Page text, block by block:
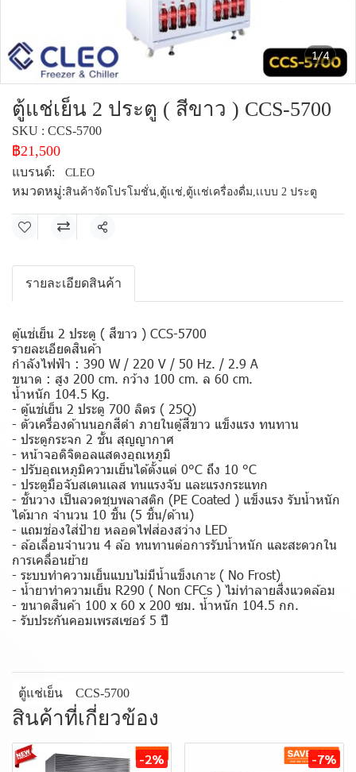
1/4
ตู้แช่เย็น 2 ประตู ( สีขาว ) CCS-5700
SKU : CCS-5700
฿21,500
แบรนด์: CLEO
หมวดหมู่:สินค้าจัดโปรโมชั่น,ตู้เเช่,ตู้เเช่เครื่องดื่ม,เเบบ 2 ประตู
แชร์
รายละเอียดสินค้า
ตู้แช่เย็น 2 ประตู ( สีขาว ) CCS-5700
รายละเอียดสินค้า
กำลังไฟฟ้า : 390 W / 220 V / 50 Hz. / 2.9 A
ขนาด : สูง 200 cm. กว้าง 100 cm. ล 60 cm.
น้ำหนัก 104.5 Kg.
- ตู้แช่เย็น 2 ประตู 700 ลิตร ( 25Q)
- ตัวเครื่องด้านนอกสีดำ ภายในตู้สีขาว แข็งแรง ทนทาน
- ประตูกระจก 2 ชั้น สุญญากาศ
- หน้าจอดิจิตอลแสดงอุณหภูมิ
- ปรับอุณหภูมิความเย็นได้ตั้งแต่ 0°C ถึง 10 °C
- ประตูมือจับสเตนเลส ทนแรงจับ และแรงกระแทก
- ชั้นวาง เป็นลวดชุบพลาสติก (PE Coated ) แข็งแรง รับน้ำหนัก
ได้มาก จำนวน 10 ชิ้น (5 ชิ้น/ด้าน)
- แถมช่องใส่ป้าย หลอดไฟส่องสว่าง LED
- ล้อเลื่อนจำนวน 4 ล้อ ทนทานต่อการรับน้ำหนัก และสะดวกใน
การเคลื่อนย้าย
- ระบบทำความเย็นแบบไม่มีน้ำแข็งเกาะ ( No Frost)
- น้ำยาทำความเย็น R290 ( Non CFCs ) ไม่ทำลายสิ่งแวดล้อม
- ขนาดสินค้า 100 x 60 x 200 ซม. น้ำหนัก 104.5 กก.
- รับประกันคอมเพรสเซอร์ 5 ปี
ตู้แช่เย็น CCS-5700
สินค้าที่เกี่ยวข้อง
-2% -7%